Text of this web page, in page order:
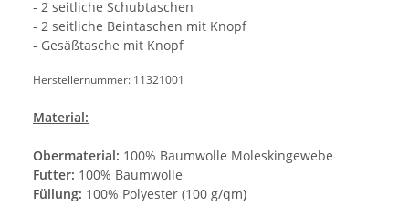
- 2 seitliche Schubtaschen
- 2 seitliche Beintaschen mit Knopf
- Gesäßtasche mit Knopf
Herstellernummer: 11321001
Material:
Obermaterial: 100% Baumwolle Moleskingewebe
Futter: 100% Baumwolle
Füllung: 100% Polyester (100 g/qm)